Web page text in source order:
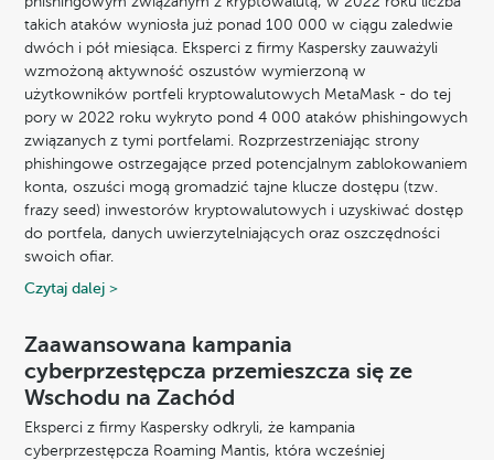
takich ataków wyniosła już ponad 100 000 w ciągu zaledwie
dwóch i pół miesiąca. Eksperci z firmy Kaspersky zauważyli
wzmożoną aktywność oszustów wymierzoną w
użytkowników portfeli kryptowalutowych MetaMask - do tej
pory w 2022 roku wykryto pond 4 000 ataków phishingowych
związanych z tymi portfelami. Rozprzestrzeniając strony
phishingowe ostrzegające przed potencjalnym zablokowaniem
konta, oszuści mogą gromadzić tajne klucze dostępu (tzw.
frazy seed) inwestorów kryptowalutowych i uzyskiwać dostęp
do portfela, danych uwierzytelniających oraz oszczędności
swoich ofiar.
Czytaj dalej >
Zaawansowana kampania
cyberprzestępcza przemieszcza się ze
Wschodu na Zachód
Eksperci z firmy Kaspersky odkryli, że kampania
cyberprzestępcza Roaming Mantis, która wcześniej